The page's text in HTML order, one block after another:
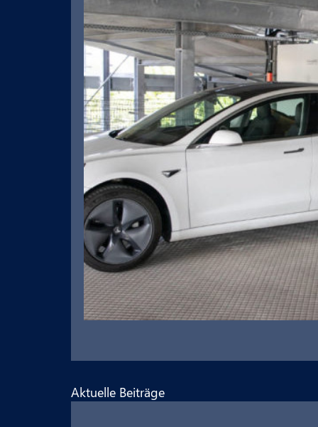
Aktuelle Beiträge